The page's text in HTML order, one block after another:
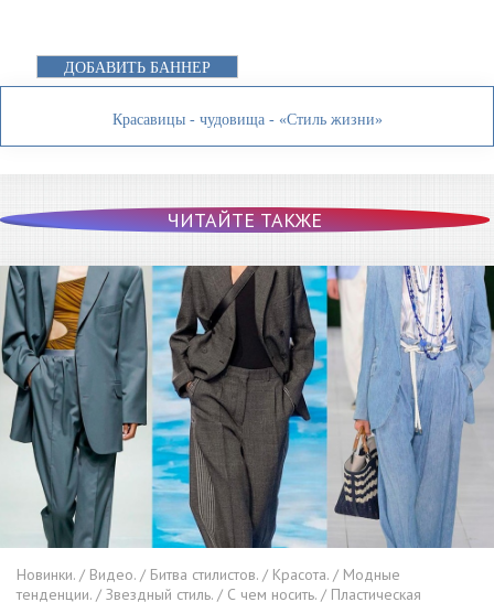
ДОБАВИТЬ БАННЕР
Красавицы - чудовища - «Стиль жизни»
ЧИТАЙТЕ ТАКЖЕ
Новинки. / Видео. / Битва стилистов. / Красота. / Модные
тенденции. / Звездный стиль. / С чем носить. / Пластическая